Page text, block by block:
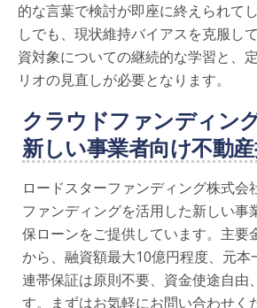
的な言葉で検討が即座に終えられて
しでも、現状維持バイアスを克服し
資対象についての継続的な学習と、
リオの見直しが必要となります。
クラウドファンディン
新しい事業者向け不動
ロードスターファンディング株式会
ファンディングを活用した新しい事
保ローンをご提供しています。主要
から、融資額最大10億円程度、元本
連帯保証は原則不要、資金使途自由
す。まずはお気軽にお問い合わせく